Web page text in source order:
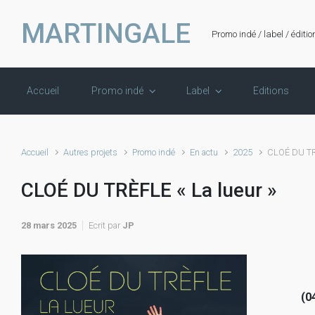
MARTINGALE Promo indé / label /
Accueil Promo indé Label Editions
Accueil Autres projets Promo indé En actu 2025 CLOÉ DU
CLOÉ DU TRÈFLE « La lueur »
28 mars 2025 Ecrit par JP